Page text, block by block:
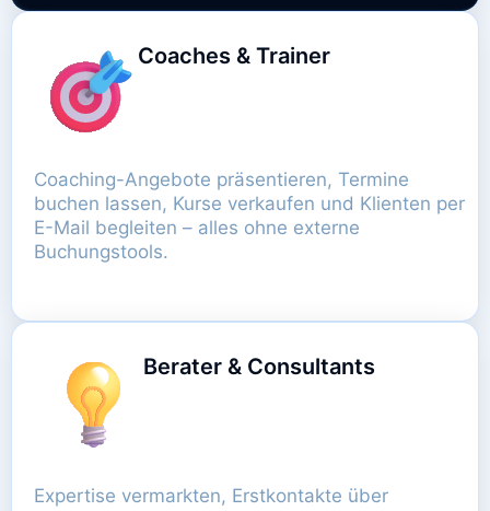
Coaches & Trainer
Coaching-Angebote präsentieren, Termine
buchen lassen, Kurse verkaufen und Klienten per
E-Mail begleiten – alles ohne externe
Buchungstools.
Berater & Consultants
Expertise vermarkten, Erstkontakte über